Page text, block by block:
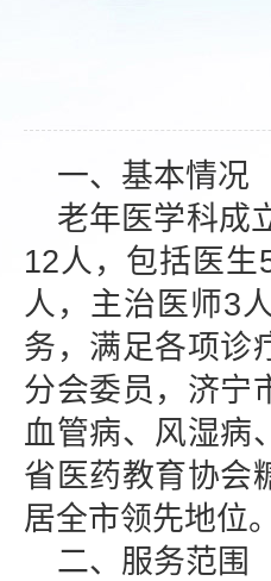
一、基本情况
老年医学科成
12人，包括医
人，主治医师3
务，满足各项诊
分会委员，济宁
血管病、风湿病
省医药教育协会
居全市领先地位
二、服务范围